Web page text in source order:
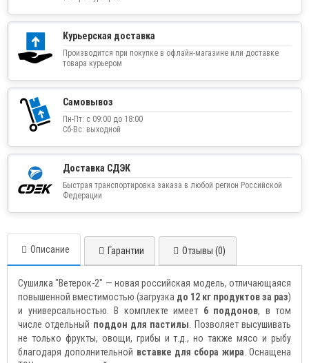
Курьерская доставка
Производится при покупке в офлайн-магазине или доставке
товара курьером
Самовывоз
Пн-Пт: с 09:00 до 18:00
Сб-Вс: выходной
Доставка СДЭК
Быстрая транспортировка заказа в любой регион Российской
Федерации
Описание Гарантии Отзывы (0)
Сушилка "Ветерок-2" — новая российская модель, отличающаяся
повышенной вместимостью (загрузка до 12 кг продуктов за раз)
и универсальностью. В комплекте имеет 6 поддонов, в том
числе отдельный поддон для пастилы. Позволяет высушивать
не только фрукты, овощи, грибы и т.д., но также мясо и рыбу
благодаря дополнительной вставке для сбора жира. Оснащена